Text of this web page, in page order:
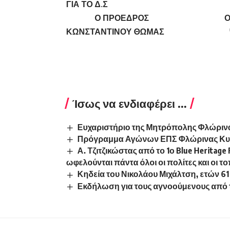
ΓΙΑ ΤΟ Δ.Σ
Ο ΠΡΟΕΔΡΟΣ Ο
ΚΩΝΣΤΑΝΤΙΝΟΥ ΘΩΜΑΣ
Ίσως να ενδιαφέρει ...
Ευχαριστήριο της Μητρόπολης
Πρόγραμμα Αγώνων ΕΠΣ Φλώρινας
Α. Τζιτζικώστας από το 1ο Blue
ωφελούνται πάντα όλοι οι πολίτες και οι
Κηδεία του Νικολάου Μιχάλτση, ετών 61
Εκδήλωση για τους αγνοούμενους από